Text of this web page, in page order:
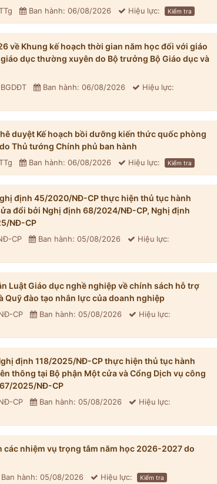
Ban hành: 06/08/2026 Hiệu lực: Kiểm tra
về Khung kế hoạch thời gian năm học đối với giáo
dục thường xuyên do Bộ trưởng Bộ Giáo dục và
Ban hành: 06/08/2026 Hiệu lực:
duyệt Kế hoạch bồi dưỡng kiến thức quốc phòng
Thủ tướng Chính phủ ban hành
Ban hành: 06/08/2026 Hiệu lực: Kiểm tra
định 45/2020/NĐ-CP thực hiện thủ tục hành
đổi bởi Nghị định 68/2024/NĐ-CP, Nghị định
NĐ-CP
CP Ban hành: 05/08/2026 Hiệu lực:
Luật Giáo dục nghề nghiệp về chính sách hỗ trợ
Quỹ đào tạo nhân lực của doanh nghiệp
CP Ban hành: 05/08/2026 Hiệu lực:
định 118/2025/NĐ-CP thực hiện thủ tục hành
thông tại Bộ phận Một cửa và Cổng Dịch vụ công
2025/NĐ-CP
CP Ban hành: 05/08/2026 Hiệu lực:
các nhiệm vụ trọng tâm năm học 2026-2027 do
Ban hành: 05/08/2026 Hiệu lực: Kiểm tra